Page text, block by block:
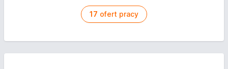
17 ofert pracy